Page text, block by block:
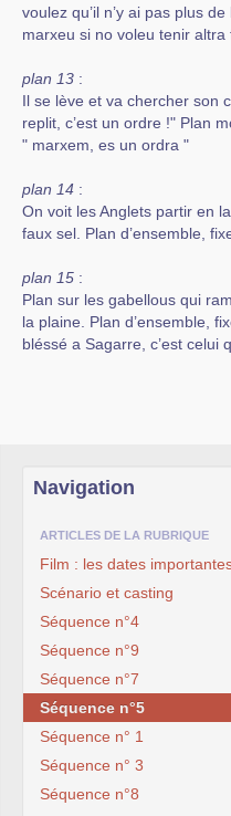
voulez qu’il n’y ai pas plus
marxeu si no voleu tenir altra
plan 13 :
Il se lève et va chercher son
replit, c’est un ordre !" Plan
" marxem, es un ordra "
plan 14 :
On voit les Anglets partir en
faux sel. Plan d’ensemble,
plan 15 :
Plan sur les gabellous qui
la plaine. Plan d’ensemble,
bléssé a Sagarre, c’est celui
Navigation
ARTICLES DE LA RUBRIQUE
Film : les dates
Scénario et casting
Séquence n°4
Séquence n°9
Séquence n°7
Séquence n°5
Séquence n° 1
Séquence n° 3
Séquence n°8